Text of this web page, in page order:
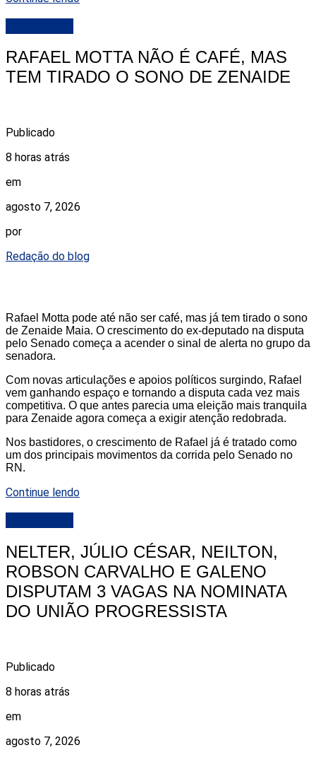
RAFAEL MOTTA NÃO É CAFÉ, MAS
TEM TIRADO O SONO DE ZENAIDE
Publicado
8 horas atrás
em
agosto 7, 2026
por
Redação do blog
Rafael Motta pode até não ser café, mas já tem tirado o sono
de Zenaide Maia. O crescimento do ex-deputado na disputa
pelo Senado começa a acender o sinal de alerta no grupo da
senadora.
Com novas articulações e apoios políticos surgindo, Rafael
vem ganhando espaço e tornando a disputa cada vez mais
competitiva. O que antes parecia uma eleição mais tranquila
para Zenaide agora começa a exigir atenção redobrada.
Nos bastidores, o crescimento de Rafael já é tratado como
um dos principais movimentos da corrida pelo Senado no
RN.
Continue lendo
NELTER, JÚLIO CÉSAR, NEILTON,
ROBSON CARVALHO E GALENO
DISPUTAM 3 VAGAS NA NOMINATA
DO UNIÃO PROGRESSISTA
Publicado
8 horas atrás
em
agosto 7, 2026